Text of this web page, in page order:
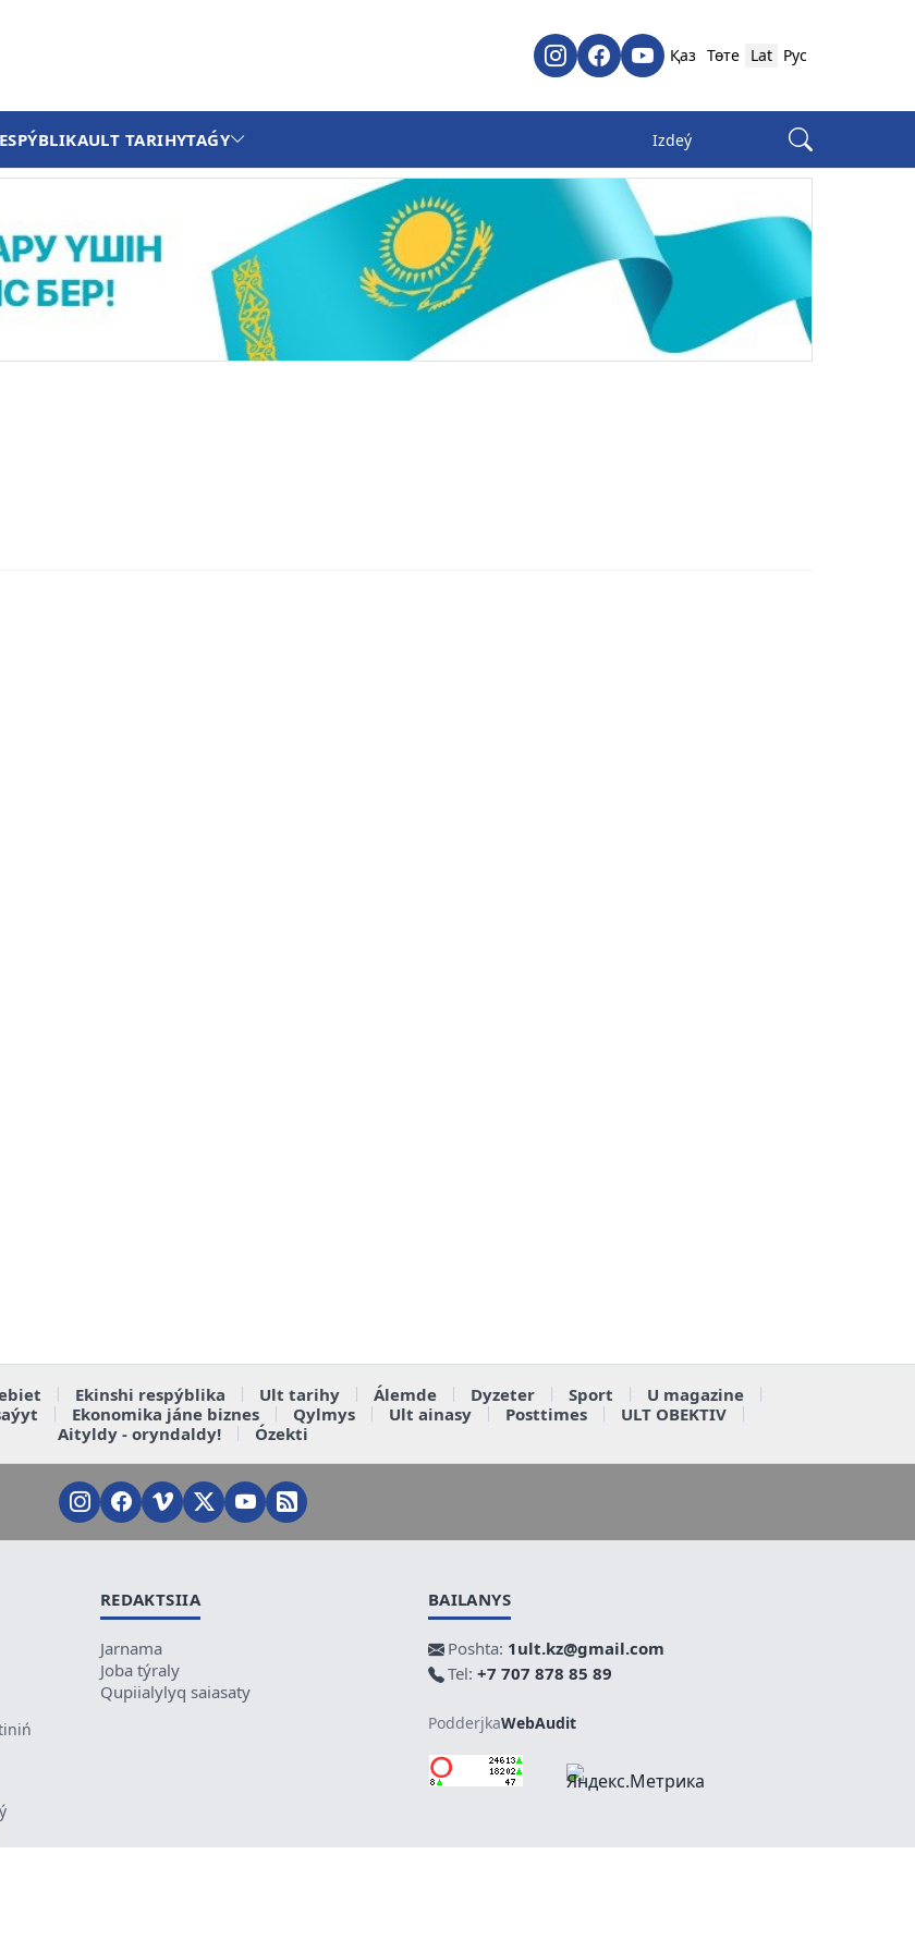
Қаз Төте Lat Рус
ULT TARIHYTAǴY
Ekinshi respýblika Ult tarihy Álemde Dyzeter Sport
U magazine
Ekonomika jáne biznes Qylmys Ult ainasy Posttimes
ULT OBEKTIV
Aityldy - oryndaldy!
Ózekti
REDAKTSIIA
Jarnama
Joba týraly
Qupiialylyq saiasaty
BAILANYS
Poshta: 1ult.kz@gmail.com
Tel: +7 707 878 85 89
PodderjkaWebAudit